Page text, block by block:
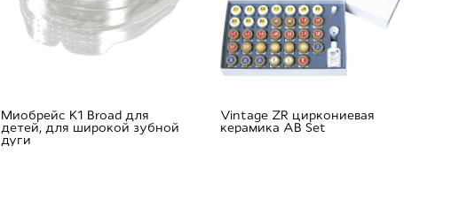
Mиобрейс K1 Broad для
детей, для широкой зубной
дуги
Vintage ZR циркониевая
керамика AB Set